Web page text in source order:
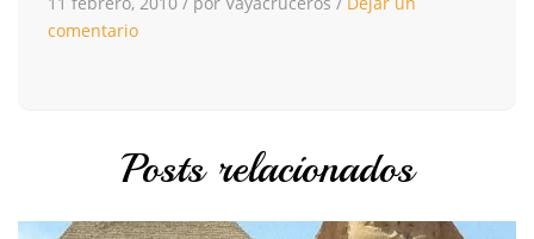
comentario
Posts relacionados